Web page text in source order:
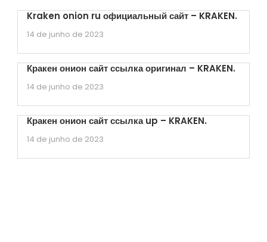
Kraken onion ru официальный сайт – KRAKEN.
14 de junho de 2023
Кракен онион сайт ссылка оригинал – KRAKEN.
14 de junho de 2023
Кракен онион сайт ссылка up – KRAKEN.
14 de junho de 2023